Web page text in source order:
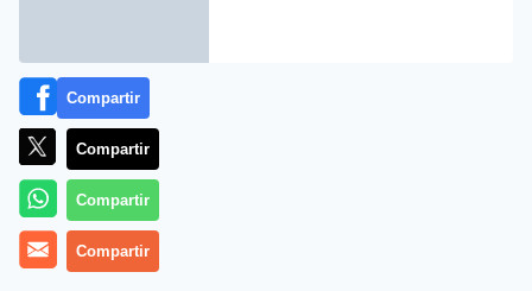
Más información
Compartir
Compartir
Compartir
Compartir